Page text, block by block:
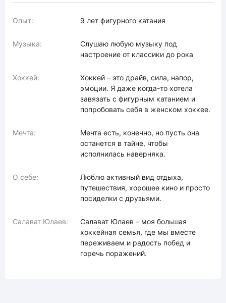
Опыт: 9 лет фигурного катания
Музыка:
Слушаю любую музыку под
настроение от классики до рока
Хоккей:
Хоккей – это драйв, сила, напор,
эмоции. Я даже когда-то хотела
завязать с фигурным катанием и
попробовать себя в женском хоккее.
Мечта:
Мечта есть, конечно, но пусть она
останется в тайне, чтобы
исполнилась наверняка.
О себе:
Люблю активный вид отдыха,
путешествия, хорошее кино и просто
посиделки с друзьями.
Салават Юлаев:
Салават Юлаев – моя большая
хоккейная семья, где мы вместе
переживаем и радость побед и
горечь поражений.